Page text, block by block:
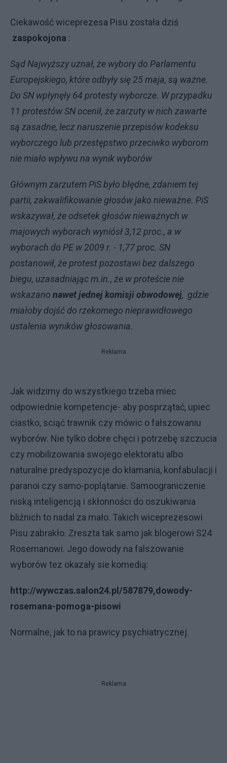
Ciekawość wiceprezesa Pisu została dziś
zaspokojona :
Sąd Najwyższy uznał, że wybory do Parlamentu
Europejskiego, które odbyły się 25 maja, są ważne.
Do SN wpłynęły 64 protesty wyborcze. W przypadku
11 protestów SN ocenił, że zarzuty w nich zawarte
są zasadne, lecz naruszenie przepisów kodeksu
wyborczego lub przestępstwo przeciwko wyborom
nie miało wpływu na wynik wyborów
Głównym zarzutem PiS było błędne, zdaniem tej
partii, zakwalifikowanie głosów jako nieważne. PiS
wskazywał, że odsetek głosów nieważnych w
majowych wyborach wyniósł 3,12 proc., a w
wyborach do PE w 2009 r. - 1,77 proc. SN
postanowił, że protest pozostawi bez dalszego
biegu, uzasadniając m.in., że w proteście nie
wskazano nawet jednejkomisji obwodowej, gdzie
miałoby dojść do rzekomego nieprawidłowego
ustalenia wyników głosowania.
Reklama
Jak widzimy do wszystkiego trzeba miec
odpowiednie kompetencje- aby posprzątać, upiec
ciastko, sciąć trawnik czy mówic o fałszowaniu
wyborów. Nie tylko dobre chęci i potrzebę szczucia
czy mobilizowania swojego elektoratu albo
naturalne predyspozycje do kłamania, konfabulacji i
paranoi czy samo-poplątanie. Samoograniczenie
niską inteligencją i skłonności do oszukiwania
bliźnich to nadal za mało. Takich wiceprezesowi
Pisu zabrakło. Zreszta tak samo jak blogerowi S24
Rosemanowi. Jego dowody na falszowanie
wyborów tez okazały sie komedią:
http://wywczas.salon24.pl/587879,dowody-
rosemana-pomoga-pisowi
Normalne, jak to na prawicy psychiatrycznej.
Reklama